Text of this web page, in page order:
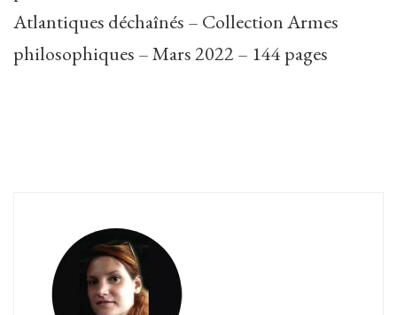
Atlantiques déchaînés – Collection Armes
philosophiques – Mars 2022 – 144 pages